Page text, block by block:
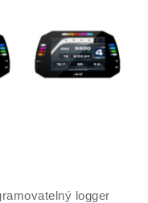
logger